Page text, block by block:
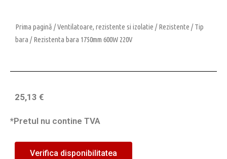
Prima pagină /Ventilatoare, rezistente si izolatie /Rezistente /Tip
bara / Rezistenta bara 1750mm 600W 220V
25,13 €
*Pretul nu contine TVA
Verifica disponibilitatea